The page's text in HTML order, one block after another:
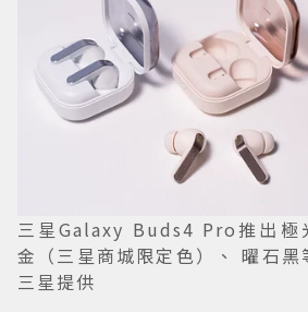
三星Galaxy Buds4 Pro推出極
金（三星商城限定色）、 曜石黑
三星提供